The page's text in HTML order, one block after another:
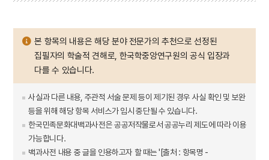
본 항목의 내용은 해당 분야 전문가의 추천으로 선정된
집필자의 학술적 견해로, 한국학중앙연구원의 공식 입장과
다를 수 있습니다.
사실과 다른 내용, 주관적 서술 문제 등이 제기된 경우 사실 확인 및 보완
등을 위해 해당 항목 서비스가 임시 중단될 수 있습니다.
한국민족문화대백과사전은 공공저작물로서 공공누리 제도에 따라 이용
가능합니다.
백과사전 내용 중 글을 인용하고자 할 때는 '[출처 : 항목명 -